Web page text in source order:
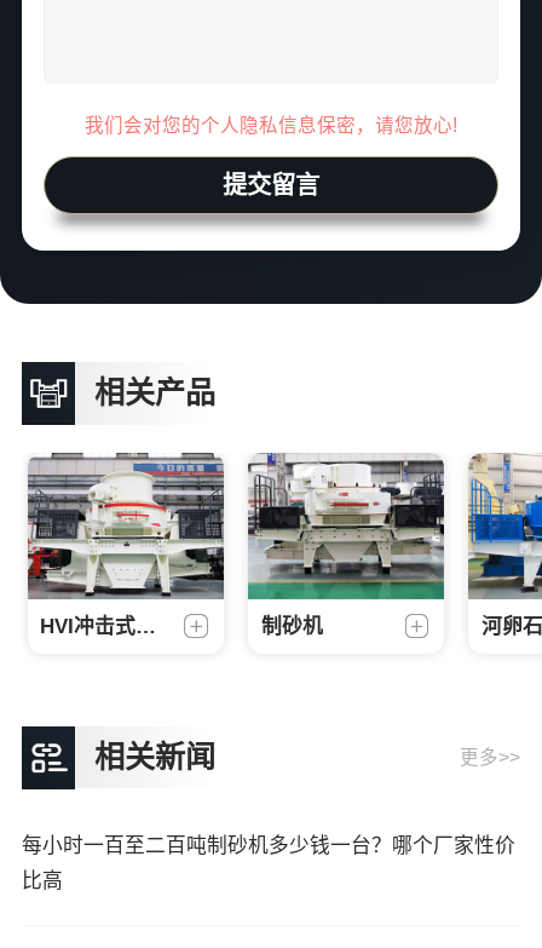
我们会对您的个人隐私信息保密，请您放心!
提交留言
相关产品
HVI冲击式制砂机 制砂机 河卵
相关新闻 更多>>
每小时一百至二百吨制砂机多少钱一台？哪个厂家性价
比高